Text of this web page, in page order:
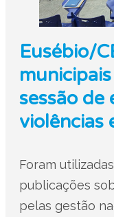
Eusébio/
sessão de
violências
Foram
publicações
pelas gestão